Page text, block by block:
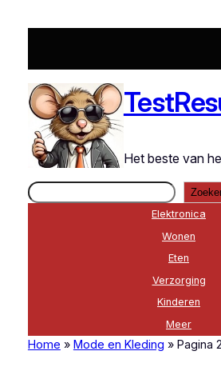
Het beste van
Zoeken
Elektronica
Wonen
Eten
Verzorging
Kinderen
Meer
Home » Mode en Kleding »Pagina 2